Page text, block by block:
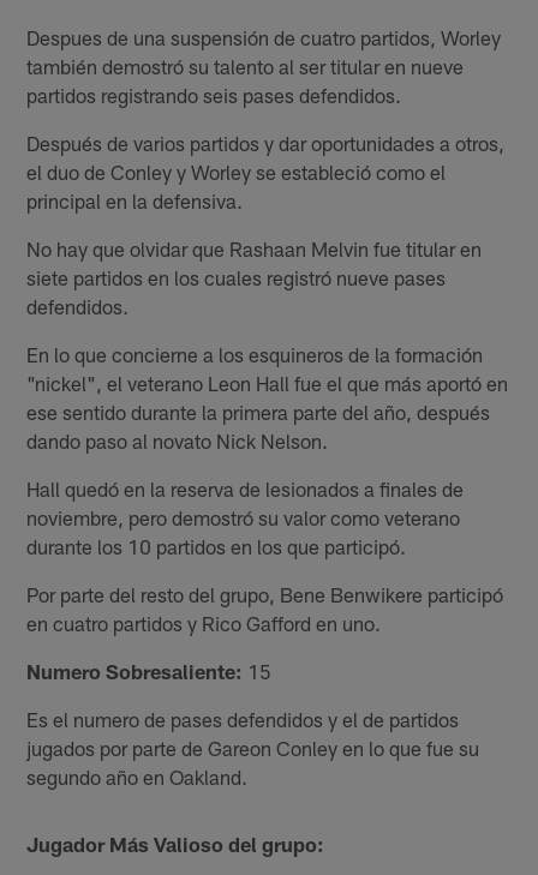
Despues de una suspensión de cuatro partidos, Worley
también demostró su talento al ser titular en nueve
partidos registrando seis pases defendidos.
Después de varios partidos y dar oportunidades a otros,
el duo de Conley y Worley se estableció como el
principal en la defensiva.
No hay que olvidar que Rashaan Melvin fue titular en
siete partidos en los cuales registró nueve pases
defendidos.
En lo que concierne a los esquineros de la formación
"nickel", el veterano Leon Hall fue el que más aportó en
ese sentido durante la primera parte del año, después
dando paso al novato Nick Nelson.
Hall quedó en la reserva de lesionados a finales de
noviembre, pero demostró su valor como veterano
durante los 10 partidos en los que participó.
Por parte del resto del grupo, Bene Benwikere participó
en cuatro partidos y Rico Gafford en uno.
Numero Sobresaliente: 15
Es el numero de pases defendidos y el de partidos
jugados por parte de Gareon Conley en lo que fue su
segundo año en Oakland.
Jugador Más Valioso del grupo: